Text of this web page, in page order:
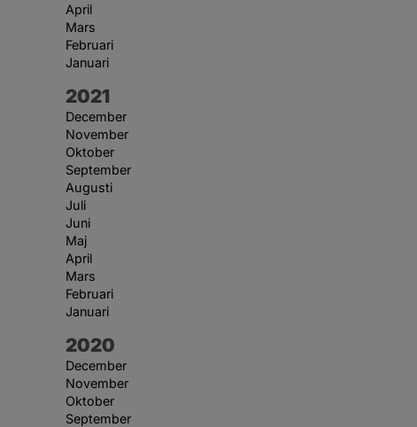
April
Mars
Februari
Januari
År:
2021
December
November
Oktober
September
Augusti
Juli
Juni
Maj
April
Mars
Februari
Januari
År:
2020
December
November
Oktober
September